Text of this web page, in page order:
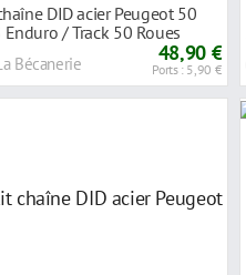
DID acier Peugeot 50
Enduro / Track 50 Roues
Bécanerie 48,90 €
Ports : 5,90 €